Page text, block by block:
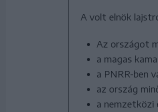
A volt elnök
Az országot
a magas
a PNRR-ben
az ország
a nemzetközi